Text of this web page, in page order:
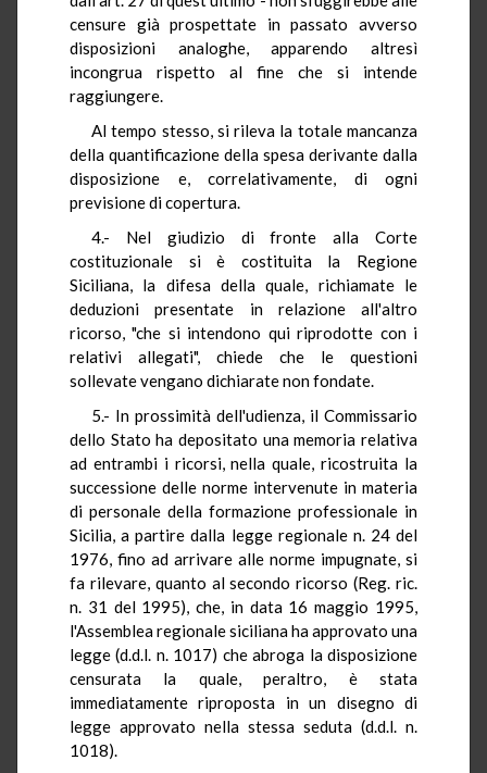
censure già prospettate in passato avverso
disposizioni analoghe, apparendo altresì
incongrua rispetto al fine che si intende
raggiungere.
Al tempo stesso, si rileva la totale mancanza
della quantificazione della spesa derivante dalla
disposizione e, correlativamente, di ogni
previsione di copertura.
4.- Nel giudizio di fronte alla Corte
costituzionale si è costituita la Regione
Siciliana, la difesa della quale, richiamate le
deduzioni presentate in relazione all'altro
ricorso, "che si intendono qui riprodotte con i
relativi allegati", chiede che le questioni
sollevate vengano dichiarate non fondate.
5.- In prossimità dell'udienza, il Commissario
dello Stato ha depositato una memoria relativa
ad entrambi i ricorsi, nella quale, ricostruita la
successione delle norme intervenute in materia
di personale della formazione professionale in
Sicilia, a partire dalla legge regionale n. 24 del
1976, fino ad arrivare alle norme impugnate, si
fa rilevare, quanto al secondo ricorso (Reg. ric.
n. 31 del 1995), che, in data 16 maggio 1995,
l'Assemblea regionale siciliana ha approvato una
legge (d.d.l. n. 1017) che abroga la disposizione
censurata la quale, peraltro, è stata
immediatamente riproposta in un disegno di
legge approvato nella stessa seduta (d.d.l. n.
1018).